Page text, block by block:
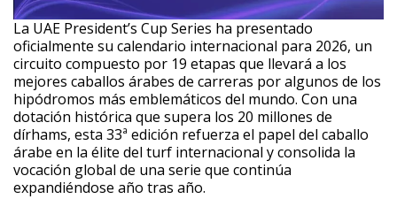
La UAE President’s Cup Series ha presentado
oficialmente su calendario internacional para 2026, un
circuito compuesto por 19 etapas que llevará a los
mejores caballos árabes de carreras por algunos de los
hipódromos más emblemáticos del mundo. Con una
dotación histórica que supera los 20 millones de
dírhams, esta 33ª edición refuerza el papel del caballo
árabe en la élite del turf internacional y consolida la
vocación global de una serie que continúa
expandiéndose año tras año.